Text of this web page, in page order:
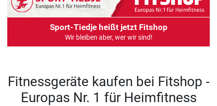
Sport-Tiedje heißt jetzt Fitshop
Wir bleiben aber, wer wir sind!
Fitnessgeräte kaufen bei Fitshop -
Europas Nr. 1 für Heimfitness